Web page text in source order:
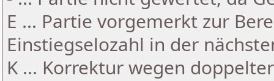
E ... Partie vorgemerkt zur
Einstiegselozahl in der
K ... Korrektur wegen